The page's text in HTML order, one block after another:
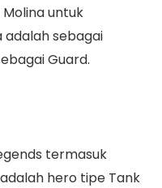
untuk
adalah sebagai
Guard.
termasuk
hero tipe Tank